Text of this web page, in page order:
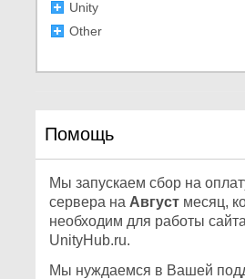
Unity
Other
Помощь
Мы запускаем сбор на
сервера на Август месяц,
необходим для работы сайта
UnityHub.ru.
Мы нуждаемся в Вашей